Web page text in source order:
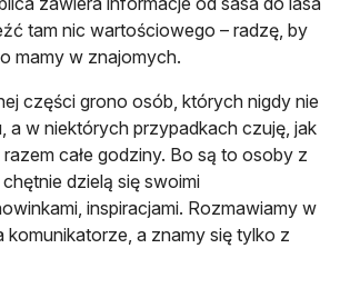
tam nic wartościowego – radzę, by
mamy w znajomych.
części grono osób, których nigdy nie
a w niektórych przypadkach czuję, jak
całe godziny. Bo są to osoby z
dzielą się swoimi
inspiracjami. Rozmawiamy w
komunikatorze, a znamy się tylko z